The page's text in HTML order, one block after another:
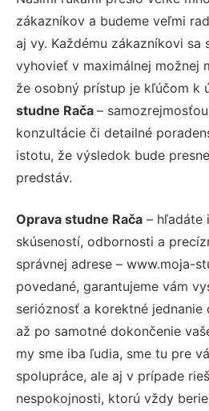
zákazníkov a budeme veľmi
aj vy. Každému zákazníkovi sa
vyhovieť v maximálnej možnej
že osobný prístup je kľúčom k
studne Rača –
konzultácie či detailné
istotu, že výsledok bude
predstáv.
Oprava studne Rača – hľadáte
skúseností, odbornosti a
správnej adrese – www.moja-
povedané, garantujeme vám
serióznosť a korektné
až po samotné dokončenie
my sme iba ľudia, sme tu pre
spolupráce, ale aj v prípade
nespokojnosti, ktorú vždy